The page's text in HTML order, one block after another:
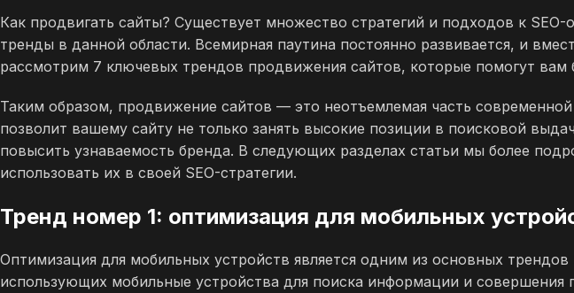
Как продвигать сайты? Существует множество стратегий и подходов к
тренды в данной области. Всемирная паутина постоянно развивается, и
рассмотрим 7 ключевых трендов продвижения сайтов, которые помогут вам
Таким образом, продвижение сайтов — это неотъемлемая часть
позволит вашему сайту не только занять высокие позиции в поисковой
повысить узнаваемость бренда. В следующих разделах статьи мы более
использовать их в своей SEO-стратегии.
Тренд номер 1: оптимизация для мобильных
Оптимизация для мобильных устройств является одним из основных
использующих мобильные устройства для поиска информации и